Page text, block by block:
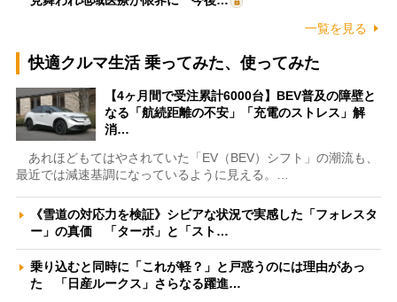
一覧を見る
快適クルマ生活 乗ってみた、使ってみた
【4ヶ月間で受注累計6000台】BEV普及の障壁と
なる「航続距離の不安」「充電のストレス」解
消…
あれほどもてはやされていた「EV（BEV）シフト」の潮流も、
最近では減速基調になっているように見える。…
《雪道の対応力を検証》シビアな状況で実感した「フォレスタ
ー」の真価 「ターボ」と「スト…
乗り込むと同時に「これが軽？」と戸惑うのには理由があっ
た 「日産ルークス」さらなる躍進…